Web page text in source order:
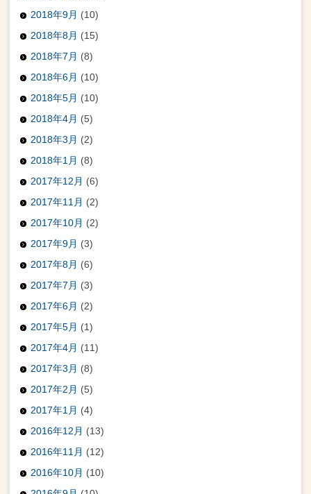
2018年9月 (10)
2018年8月 (15)
2018年7月 (8)
2018年6月 (10)
2018年5月 (10)
2018年4月 (5)
2018年3月 (2)
2018年1月 (8)
2017年12月 (6)
2017年11月 (2)
2017年10月 (2)
2017年9月 (3)
2017年8月 (6)
2017年7月 (3)
2017年6月 (2)
2017年5月 (1)
2017年4月 (11)
2017年3月 (8)
2017年2月 (5)
2017年1月 (4)
2016年12月 (13)
2016年11月 (12)
2016年10月 (10)